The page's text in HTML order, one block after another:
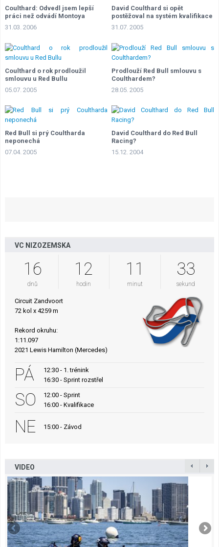
Coulthard: Odvedl jsem lepší
práci než odvádí Montoya
31.03. 2006
David Coulthard si opět
postěžoval na systém kvalifikace
31.07. 2005
Coulthard o rok prodloužil
smlouvu u Red Bullu
05.07. 2005
Prodlouží Red Bull smlouvu s
Coulthardem?
28.05. 2005
Red Bull si prý Coultharda
neponechá
07.04. 2005
David Coulthard do Red Bull
Racing?
15.12. 2004
VC NIZOZEMSKA
16
dnů
12
hodin
11
minut
32
sekund
Circuit Zandvoort
72 kol x 4259 m
Rekord okruhu:
1:11.097
2021 Lewis Hamilton (Mercedes)
PÁ
12:30 - 1. trénink
16:30 - Sprint rozstřel
SO
12:00 - Sprint
16:00 - Kvalifikace
NE 15:00 - Závod
VIDEO